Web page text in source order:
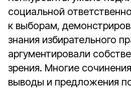
социальной
к выборам,
знания избирательного
аргументировали
зрения. Многие
выводы и предложения